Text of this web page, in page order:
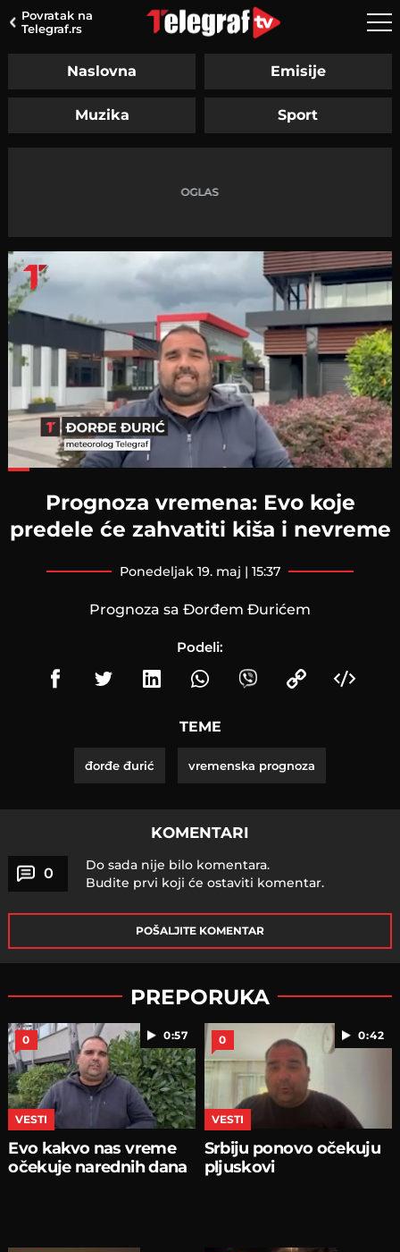
Povratak na
Telegraf.rs
Naslovna Emisije
Muzika Sport
Prognoza vremena: Evo koje
predele će zahvatiti kiša i nevreme
ponedeljak 19. maj | 15:37
Prognoza sa Đorđem Đurićem
Podeli:
TEME
đorđe đurić vremenska prognoza
KOMENTARI
0
Do sada nije bilo komentara.
Budite prvi koji će ostaviti komentar.
POŠALJITE KOMENTAR
PREPORUKA
0:57
0
VESTI
Evo kakvo nas vreme
očekuje narednih dana
0:42
0
VESTI
Srbiju ponovo očekuju
pljuskovi